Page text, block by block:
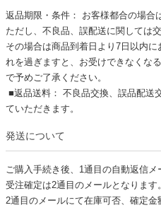
返品期限・条件： お客様都合の場合
ただし、不良品、誤配送に関しては
その場合は商品到着日より7日以内に
れを過ぎますと、お受けできなくな
で予めご了承ください。
■返品送料： 不良品交換、誤品配送
ていただきます。
発送について
ご購入手続き後、1通目の自動返信メ
受注確定は2通目のメールとなります。
2通目のメールにて在庫可否、確定金